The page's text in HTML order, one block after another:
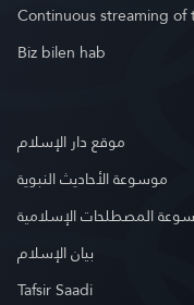
Continuous streaming of
Biz bilen hab
موقع دار الإسلام
موسوعة الأحاديث النبوية
المصطلحات الإسلامية
بيان الإسلام
Tafsir Saadi